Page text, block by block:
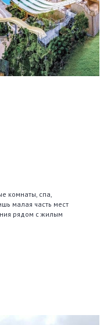
комнаты, спа,
малая часть мест
рядом с жилым